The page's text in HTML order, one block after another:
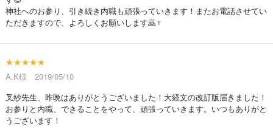
神社へのお参り、引き続き内職も頑張っていきます！またお電話させてい
ただきますので、よろしくお願いします🙇♀
★★★★★
A.K様 2019/05/10
叉紗先生、昨晩はありがとうございました！大経文の改訂版届きました！
お参りと内職、できることをやって、頑張っていきます。いつもありがと
うございます！